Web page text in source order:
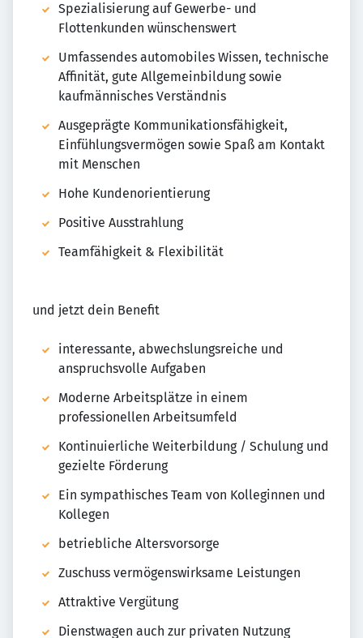
Spezialisierung auf Gewerbe- und
Flottenkunden wünschenswert
Umfassendes automobiles Wissen, technische
Affinität, gute Allgemeinbildung sowie
kaufmännisches Verständnis
Ausgeprägte Kommunikationsfähigkeit,
Einfühlungsvermögen sowie Spaß am Kontakt
mit Menschen
Hohe Kundenorientierung
Positive Ausstrahlung
Teamfähigkeit & Flexibilität
und jetzt dein Benefit
interessante, abwechslungsreiche und
anspruchsvolle Aufgaben
Moderne Arbeitsplätze in einem
professionellen Arbeitsumfeld
Kontinuierliche Weiterbildung / Schulung und
gezielte Förderung
Ein sympathisches Team von Kolleginnen und
Kollegen
betriebliche Altersvorsorge
Zuschuss vermögenswirksame Leistungen
Attraktive Vergütung
Dienstwagen auch zur privaten Nutzung